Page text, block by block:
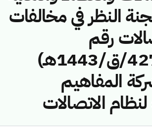
النظر في مخالفات
رقم
(42749129/ق/1443هـ)
المفاهيم
الاتصالات